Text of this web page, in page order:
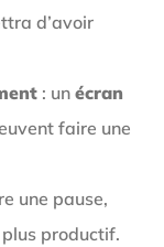
d’avoir
: un écran
faire une
une pause,
productif.